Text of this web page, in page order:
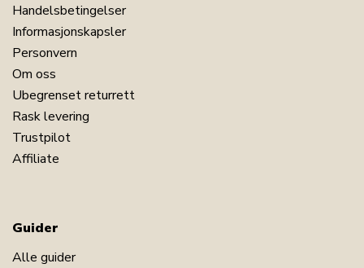
Handelsbetingelser
Informasjonskapsler
Personvern
Om oss
Ubegrenset returrett
Rask levering
Trustpilot
Affiliate
Guider
Alle guider